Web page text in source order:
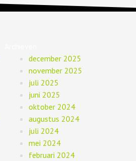
december 2025
november 2025
juli 2025
juni 2025
oktober 2024
augustus 2024
juli 2024
mei 2024
februari 2024